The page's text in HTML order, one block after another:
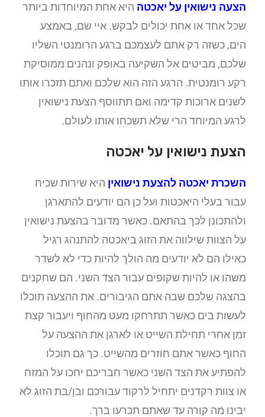
הצעה נישואין על יאכטה היא אחת המיוחדות ביותר
שכל אחד או אחת יכולים לבקש. איי שם, באמצע
הים, כשזה רק אתם לעצמכם ברגע הרומנטי השליו
שלכם, מביטים אל השקיעה באופק ונהנים ממוסיקת
רקע רומנטית. הרגע הזה הוא שלכם ואתם תזכרו אותו
לשנים ארוכות קדימה ואם תתווסף הצעת נישואין
לרגע המיוחד הרי שלא תשכחו אותו לעולם.
הצעת נישואין על יאכטה
השכרת יאכטה להצעת נישואין היא שירות שכיח
עבור בעלי היאכטות ועל כן הם יודעים להתארגן
ולהתכונן לכך בהתאם. כאשר מדובר בהצעת נישואין
על הצוות שילווה את הזוג ביאכטה להתנהג רגיל
כאילו הם לא יודעים מה הולך להיות כדי לא לשדר
משהו או להיות שקופים עבור הצד השני. הם שחקנים
בהצגה שלכם שבה אתם הגיבורים. את ההצעה תוכלו
לעשות בים כאשר תתרחקו מעט מהחוף ויעבור קצת
זמן אחרי תחילת השייט או לארגן את ההצעה על
החוף כאשר אתם חוזרים מהשייט. כך גם תוכלו
להפתיע את הצד השני כאשר חבריכם יחכו על המזח
או צוות רקדנים יתחיל לרקוד עבורכם ובן/בת הזוג לא
יבינו מה קורה עד שאתם תכרעו ברך.